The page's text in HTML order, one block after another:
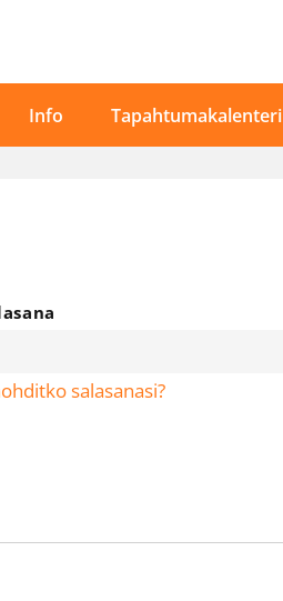
Info Tapahtumakalenteri
salasanasi?